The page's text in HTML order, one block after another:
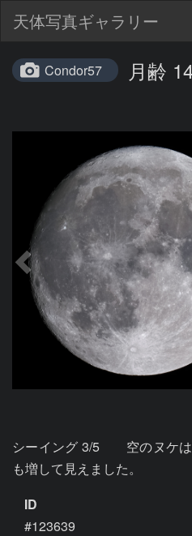
天体写真ギャラリー
Condor57 月齢
シーイング 3/5　　空のヌケ
も増して見えました。
ID
#123639